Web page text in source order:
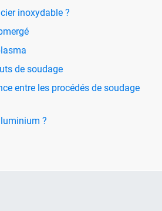
inoxydable ?
de soudage
entre les procédés de soudage
?